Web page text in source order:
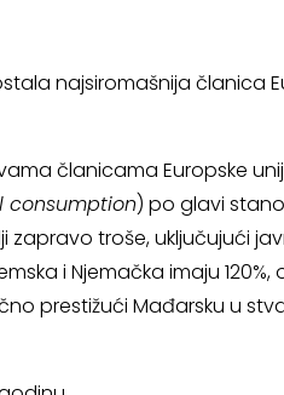
najsiromašnija članica
članicama Europske
) po glavi
zapravo troše, uključujući
i Njemačka imaju 120%,
prestižući Mađarsku u